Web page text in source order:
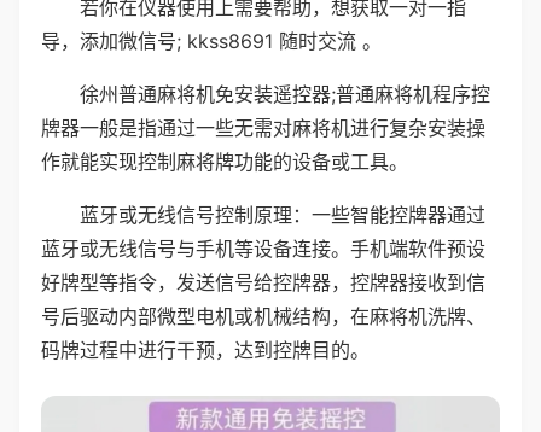
若你在仪器使用上需要帮助，想获取一对一指
导，添加微信号; kkss8691 随时交流 。
徐州普通麻将机免安装遥控器;普通麻将机程序控
牌器一般是指通过一些无需对麻将机进行复杂安装操
作就能实现控制麻将牌功能的设备或工具。
蓝牙或无线信号控制原理：一些智能控牌器通过
蓝牙或无线信号与手机等设备连接。手机端软件预设
好牌型等指令，发送信号给控牌器，控牌器接收到信
号后驱动内部微型电机或机械结构，在麻将机洗牌、
码牌过程中进行干预，达到控牌目的。